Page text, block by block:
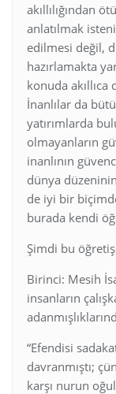
akıllılığından
anlatılmak
edilmesi değil,
hazırlamakta
konuda
İnanlılar da
yatırımlarda
olmayanların
inanlının
dünya
de iyi bir
burada kendi
Şimdi bu
Birinci: Mesih
insanların
“Efendisi
davranmıştı;
karşı nurun